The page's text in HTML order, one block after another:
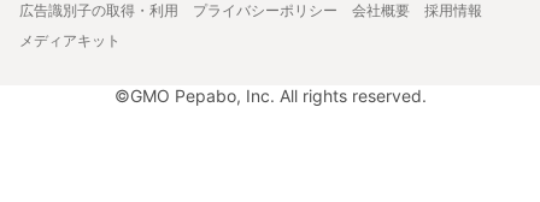
広告識別子の取得・利用
プライバシーポリシー 会社概要
採用情報
メディアキット
©GMO Pepabo, Inc. All rights reserved.